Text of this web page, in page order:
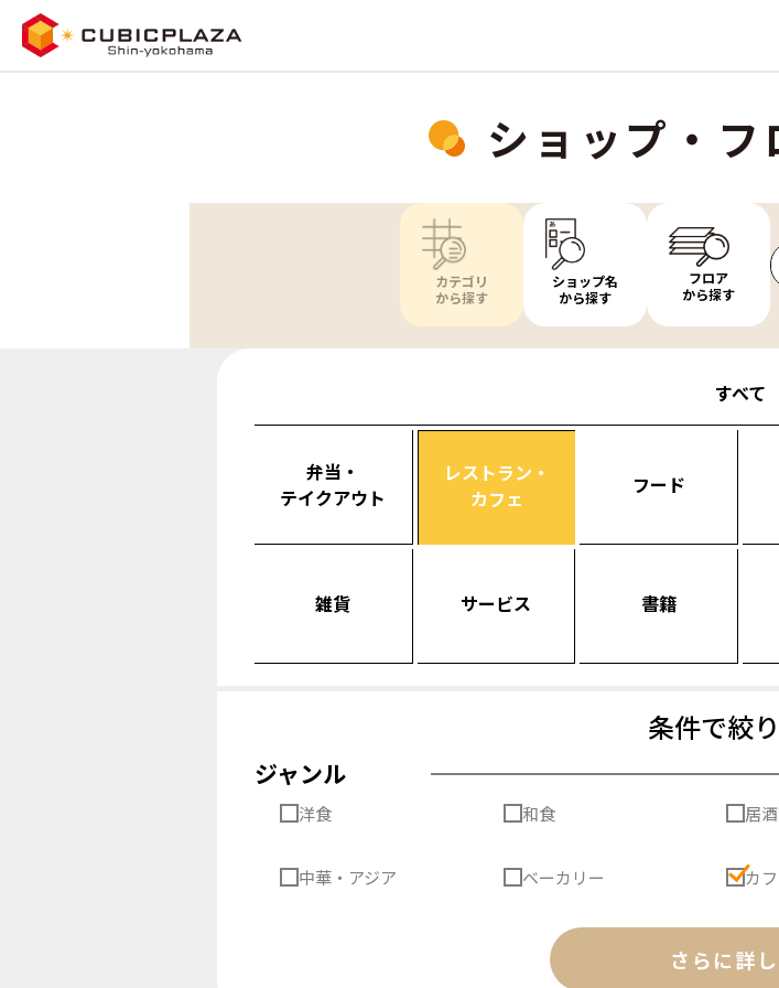
ショップ・フ
カテゴリ
から探す
ショップ名
から探す
フロア
から探す
すべて
弁当・
テイクアウト
レストラン・
カフェ
フード
雑貨 サービス 書籍
条件で絞
ジャンル
洋食 和食 居
中華・アジア ベーカリー カ
さらに詳し